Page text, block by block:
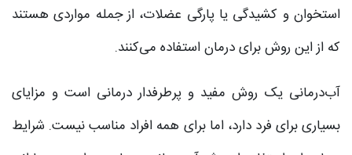
استخوان و کشیدگی یا پارگی عضلات، از جمله مواردی هستند
که از این روش برای درمان استفاده می‌کنند.
آب‎‌درمانی یک روش مفید و پرطرفدار درمانی است و مزایای
بسیاری برای فرد دارد، اما برای همه افراد مناسب نیست. شرایط